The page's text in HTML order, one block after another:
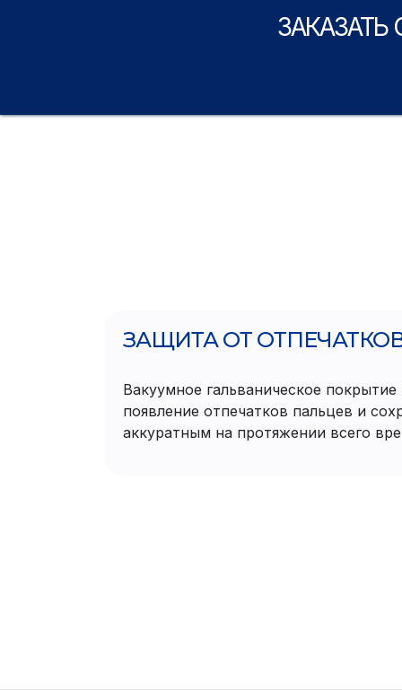
ЗАЩИТА ОТ
Вакуумное гальваническое
появление отпечатков пальцев и
аккуратным на протяжении всего